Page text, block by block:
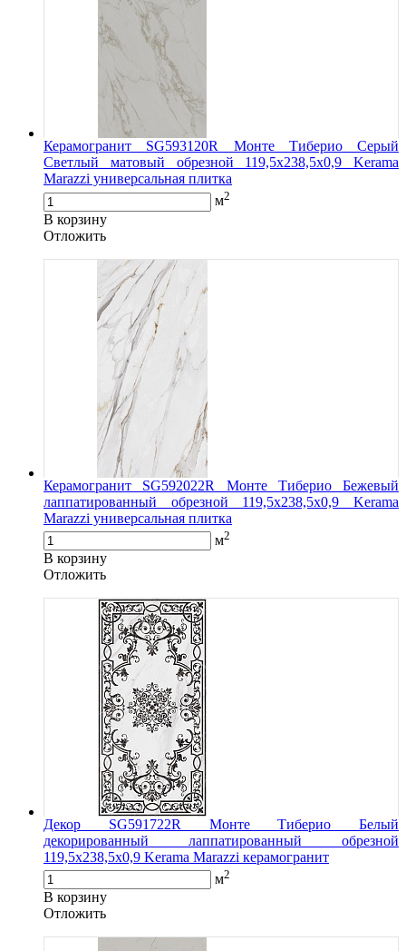
Керамогранит SG593120R Монте Тиберио Серый
Светлый матовый обрезной 119,5x238,5x0,9 Kerama
Marazzi универсальная плитка
м2
В корзину
Oтложить
Керамогранит SG592022R Монте Тиберио Бежевый
лаппатированный обрезной 119,5x238,5x0,9 Kerama
Marazzi универсальная плитка
м2
В корзину
Oтложить
Декор SG591722R Монте Тиберио Белый
декорированный лаппатированный обрезной
119,5x238,5x0,9 Kerama Marazzi керамогранит
м2
В корзину
Oтложить